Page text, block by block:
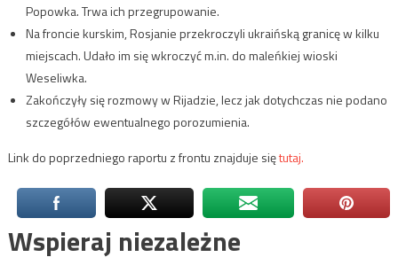
Popowka. Trwa ich przegrupowanie.
Na froncie kurskim, Rosjanie przekroczyli ukraińską granicę w kilku
miejscach. Udało im się wkroczyć m.in. do maleńkiej wioski
Weseliwka.
Zakończyły się rozmowy w Rijadzie, lecz jak dotychczas nie podano
szczegółów ewentualnego porozumienia.
Link do poprzedniego raportu z frontu znajduje siętutaj.
Wspieraj niezależne